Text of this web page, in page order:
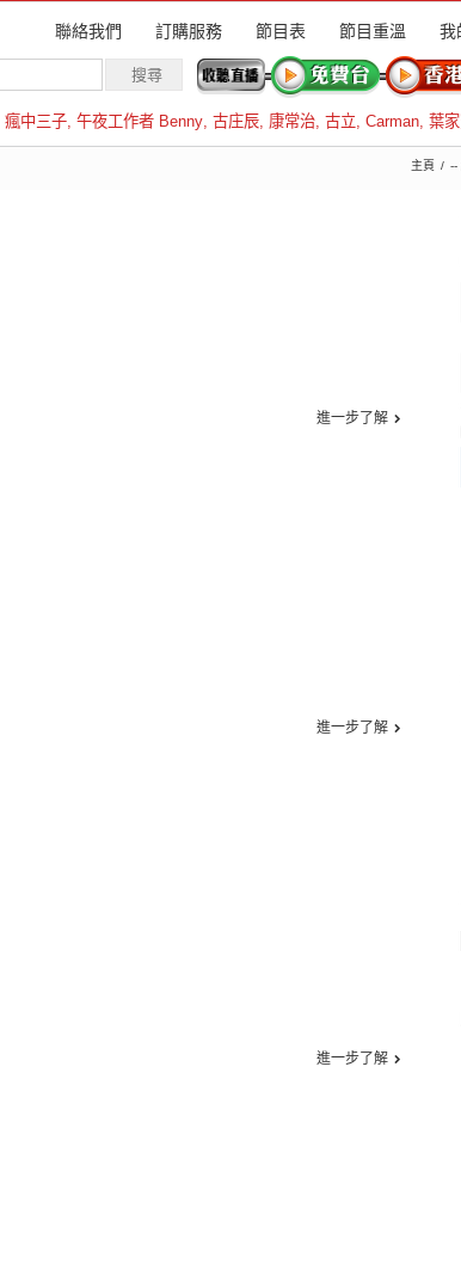
聯絡我們 訂購服務 節目表 節目重溫 我
瘋中三子, 午夜工作者 Benny, 古庄辰, 康常治, 古立, Carman, 葉
主頁 --
進一步了解
進一步了解
進一步了解